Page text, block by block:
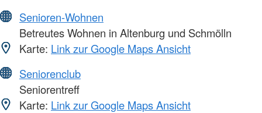
Senioren-Wohnen
Betreutes Wohnen in Altenburg und Schmölln
Karte: Link zur Google Maps Ansicht
Seniorenclub
Seniorentreff
Karte: Link zur Google Maps Ansicht